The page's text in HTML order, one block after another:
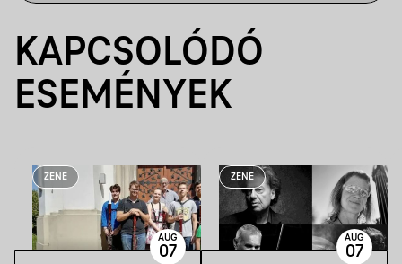
KAPCSOLÓDÓ
ESEMÉNYEK
ZENE
AUG
07
ZENE
AUG
07